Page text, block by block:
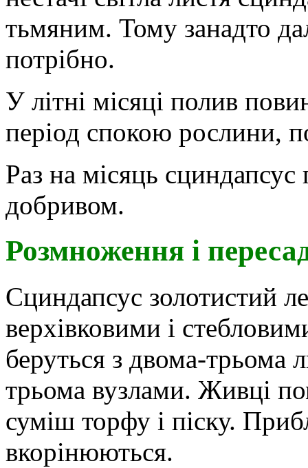
тьмяним. Тому занадто
потрібно.
У літні місяці полив
період спокою рослини,
Раз на місяць сциндапсус
добривом.
Розмноження і
Сциндапсус золотистий
верхівковими і
беруться з двома-трьома
трьома вузлами. Живці
суміш торфу і піску.
вкорінюються.